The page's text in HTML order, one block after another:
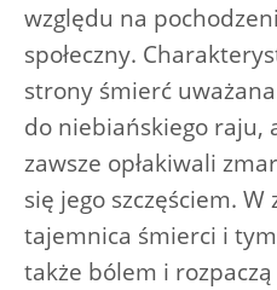
względu na
społeczny.
strony śmierć
do niebiańskiego raju,
zawsze opłakiwali
się jego szczęściem.
tajemnica śmierci i
także bólem i